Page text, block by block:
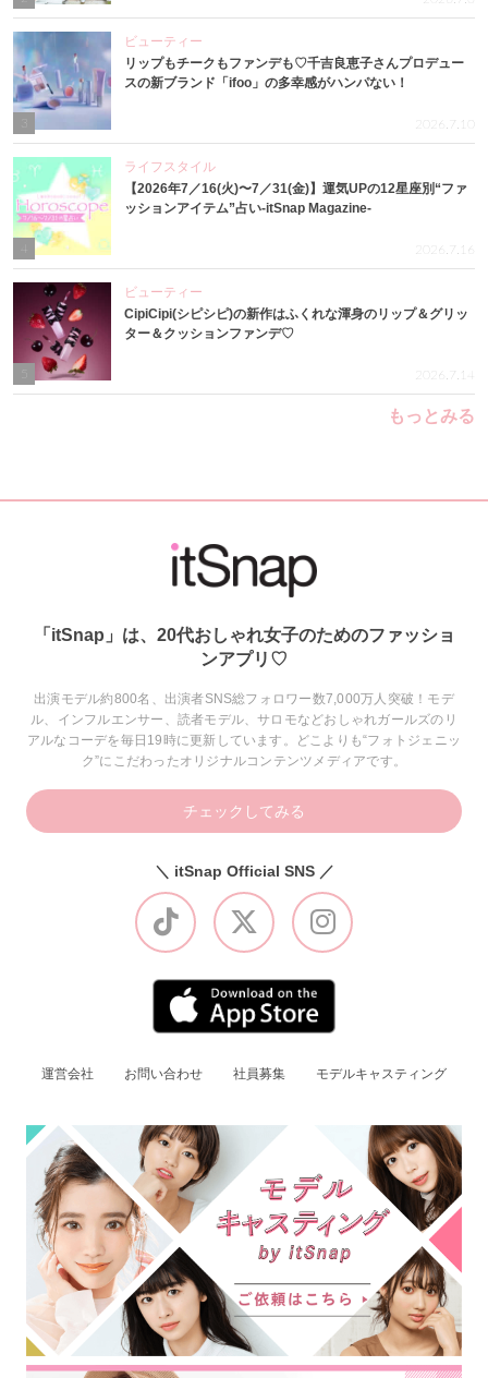
3
ビューティー
リップもチークもファンデも♡千吉良恵子さんプロデュー
スの新ブランド「ifoo」の多幸感がハンパない！
2026.7.10
4
ライフスタイル
【2026年7／16(火)〜7／31(金)】運気UPの12星座別“ファ
ッションアイテム”占い-itSnap Magazine-
2026.7.16
ビューティー
CipiCipi(シピシピ)の新作はふくれな渾身のリップ＆グリッ
ター＆クッションファンデ♡
2026.7.14
もっとみる
「itSnap」は、20代おしゃれ女子のためのファッショ
ンアプリ♡
出演モデル約800名、出演者SNS総フォロワー数7,000万人突破！モデ
ル、インフルエンサー、読者モデル、サロモなどおしゃれガールズのリ
アルなコーデを毎日19時に更新しています。どこよりも“フォトジェニッ
ク”にこだわったオリジナルコンテンツメディアです。
チェックしてみる
＼ itSnap Official SNS ／
運営会社 お問い合わせ 社員募集 モデルキャスティング